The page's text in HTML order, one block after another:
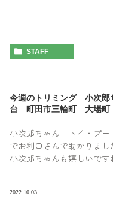
STAFF
今週のトリミング 小次郎
台 町田市三輪町 大場
小次郎ちゃん トイ・プー
でお利口さんで助かりま
小次郎ちゃんも嬉しいで
2022.10.03